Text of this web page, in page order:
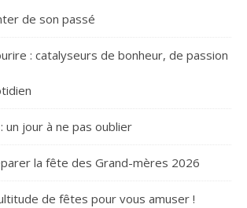
de son passé
: catalyseurs de bonheur, de passion
un jour à ne pas oublier
la fête des Grand-mères 2026
de fêtes pour vous amuser !